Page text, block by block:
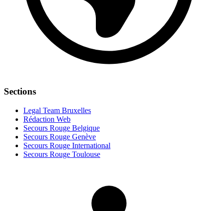
Sections
Legal Team Bruxelles
Rédaction Web
Secours Rouge Belgique
Secours Rouge Genève
Secours Rouge International
Secours Rouge Toulouse